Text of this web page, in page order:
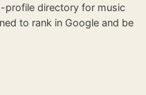
profile directory for music
to rank in Google and be